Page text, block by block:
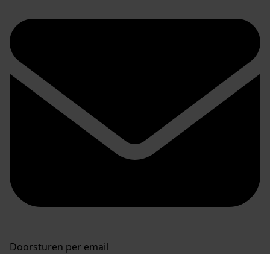
Doorsturen per email